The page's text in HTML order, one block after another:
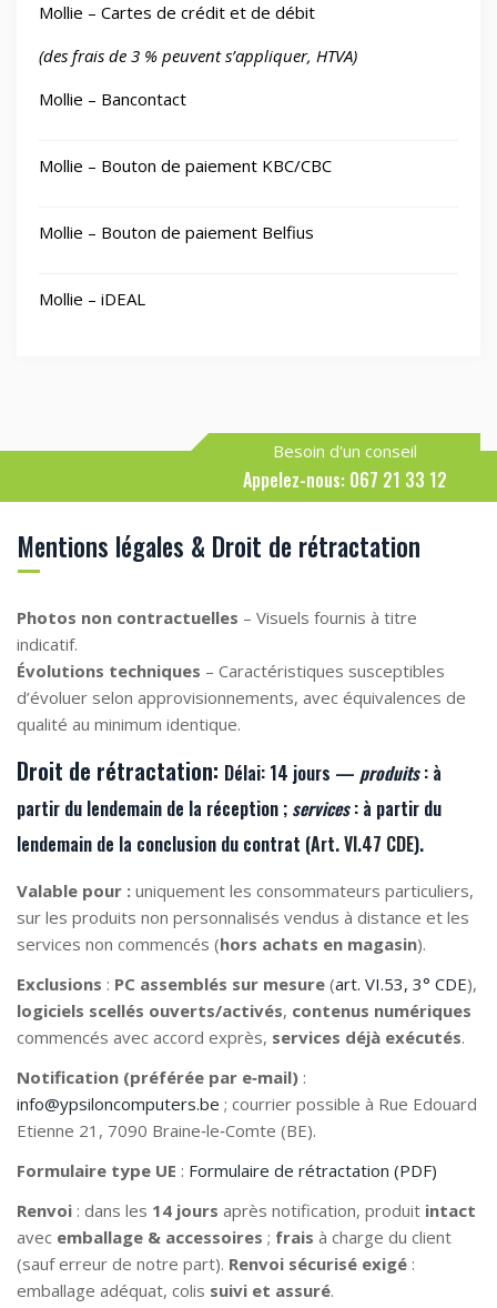
Mollie – Cartes de crédit et de débit
(des frais de 3 % peuvent s’appliquer, HTVA)
Mollie – Bancontact
Mollie – Bouton de paiement KBC/CBC
Mollie – Bouton de paiement Belfius
Mollie – iDEAL
Besoin d'un conseil
Appelez-nous: 067 21 33 12
Mentions légales & Droit de rétractation
Photos non contractuelles – Visuels fournis à titre
indicatif.
Évolutions techniques – Caractéristiques susceptibles
d’évoluer selon approvisionnements, avec équivalences de
qualité au minimum identique.
Droit de rétractation: Délai: 14 jours — produits: à
partir du lendemain de la réception ; services: à partir du
lendemain de la conclusion du contrat (Art. VI.47 CDE).
Valable pour : uniquement les consommateurs particuliers,
sur les produits non personnalisés vendus à distance et les
services non commencés (hors achats en magasin).
Exclusions : PC assemblés sur mesure (art. VI.53, 3° CDE),
logiciels scellés ouverts/activés, contenus numériques
commencés avec accord exprès, services déjà exécutés.
Notification (préférée par e‑mail) :
info@ypsiloncomputers.be ; courrier possible à Rue Edouard
Etienne 21, 7090 Braine‑le‑Comte (BE).
Formulaire type UE : Formulaire de rétractation (PDF)
Renvoi : dans les 14 jours après notification, produit intact
avec emballage & accessoires ; frais à charge du client
(sauf erreur de notre part). Renvoi sécurisé exigé :
emballage adéquat, colis suivi et assuré.